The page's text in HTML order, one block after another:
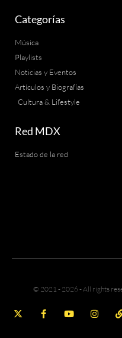
Categorías
Música
Playlists
Noticias y Eventos
Artículos y Biografías
Cultura & Lifestyle
Red MDX
Estado de la red
© 2021 - 2026 - All rights